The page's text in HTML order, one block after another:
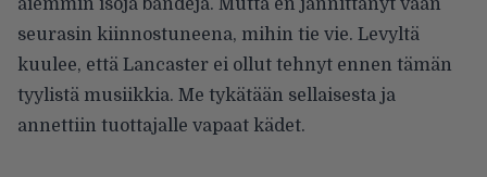
aiemmin isoja bändejä. Mutta en jännittänyt vaan
seurasin kiinnostuneena, mihin tie vie. Levyltä
kuulee, että Lancaster ei ollut tehnyt ennen tämän
tyylistä musiikkia. Me tykätään sellaisesta ja
annettiin tuottajalle vapaat kädet.